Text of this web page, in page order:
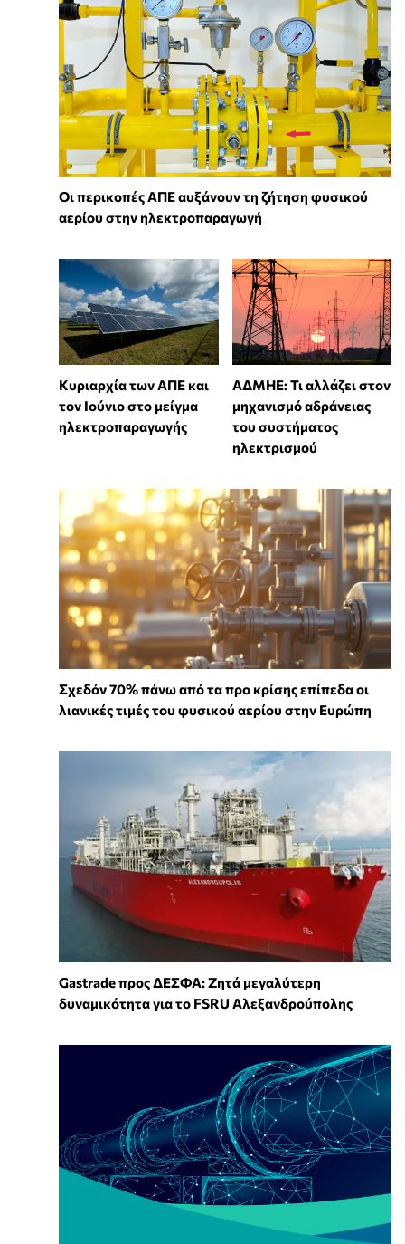
Οι περικοπές ΑΠΕ αυξάνουν τη ζήτηση φυσικού
αερίου στην ηλεκτροπαραγωγή
Κυριαρχία των ΑΠΕ και
τον Ιούνιο στο μείγμα
ηλεκτροπαραγωγής
ΑΔΜΗΕ: Τι αλλάζει στον
μηχανισμό αδράνειας
του συστήματος
ηλεκτρισμού
Σχεδόν 70% πάνω από τα προ κρίσης επίπεδα οι
λιανικές τιμές του φυσικού αερίου στην Ευρώπη
Gastrade προς ΔΕΣΦΑ: Ζητά μεγαλύτερη
δυναμικότητα για το FSRU Αλεξανδρούπολης